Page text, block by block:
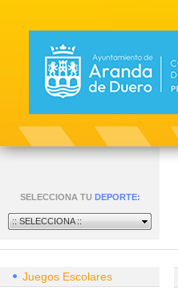
SELECCIONA TU DEPORTE:
:: SELECCIONA ::
Juegos Escolares